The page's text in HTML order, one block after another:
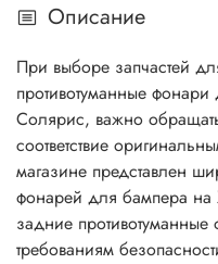
Описание
При выборе запчастей
противотуманные
Солярис, важно
соответствие
магазине представлен
фонарей для бампера
задние противотуманные
требованиям